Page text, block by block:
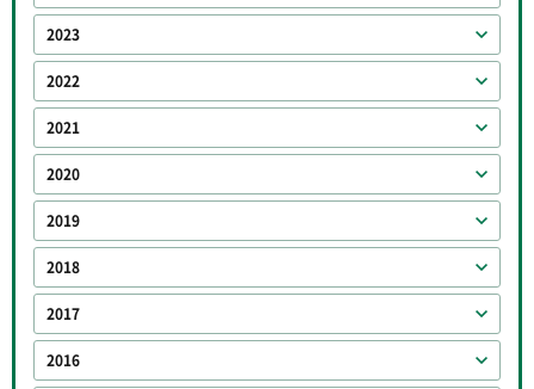
2023
2022
2021
2020
2019
2018
2017
2016